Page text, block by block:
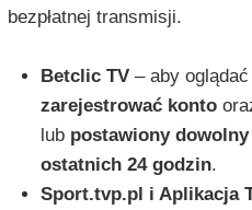
bezpłatnej transmisji.
Betclic TV– aby
zarejestrować konto
lub postawiony dowolny
ostatnich 24 godzin.
Sport.tvp.pl i Aplikacja